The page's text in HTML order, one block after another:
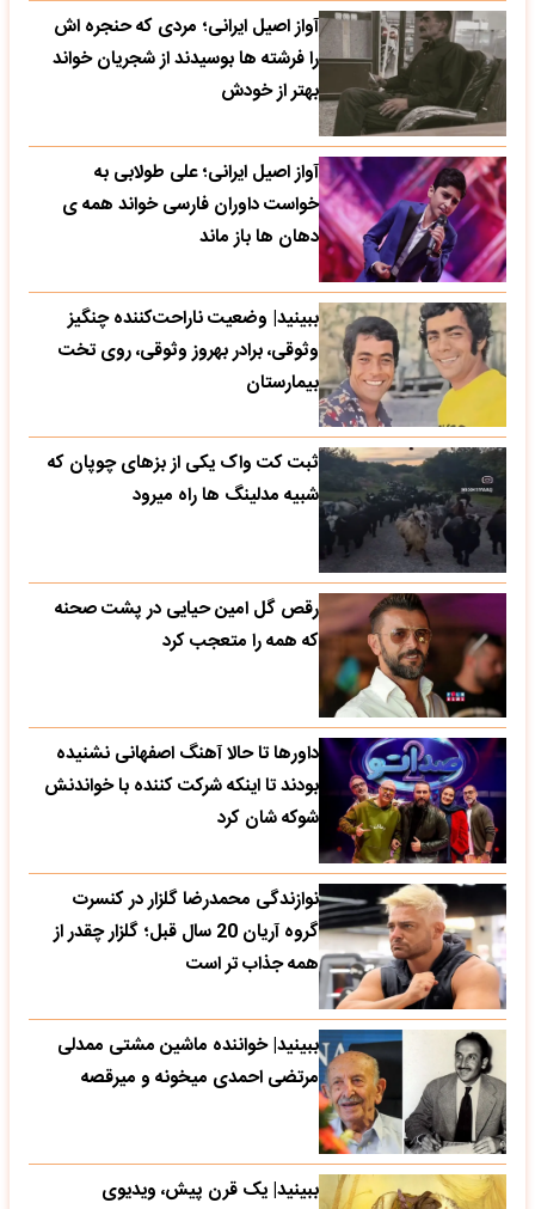
آواز اصیل ایرانی؛ مردی که حنجره اش
را فرشته ها بوسیدند از شجریان خواند
بهتر از خودش
آواز اصیل ایرانی؛ علی طولابی به
خواست داوران فارسی خواند همه ی
دهان ها باز ماند
ببینید| وضعیت ناراحت‌کننده چنگیز
وثوقی، برادر بهروز وثوقی، روی تخت
بیمارستان
ثبت کت واک یکی از بزهای چوپان که
شبیه مدلینگ ها راه میرود
رقص گل امین حیایی در پشت صحنه
که همه را متعجب کرد
داورها تا حالا آهنگ اصفهانی نشنیده
بودند تا اینکه شرکت کننده با خواندنش
شوکه شان کرد
نوازندگی محمدرضا گلزار در کنسرت
گروه آریان 20 سال قبل؛ گلزار چقدر از
همه جذاب تر است
ببینید| خواننده ماشین مشتی ممدلی
مرتضی احمدی میخونه و میرقصه
ببینید| یک قرن پیش، ویدیوی